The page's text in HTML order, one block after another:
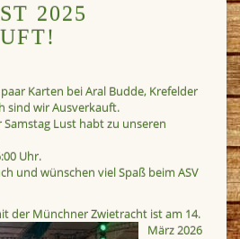
2025
Karten bei Aral Budde, Krefelder
sind wir Ausverkauft.
Lust habt zu unseren
Uhr.
und wünschen viel Spaß beim ASV
der Münchner Zwietracht ist am 14.
März 2026